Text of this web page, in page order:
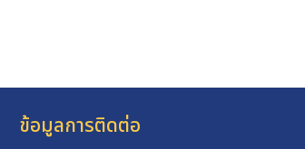
ข้อมูลการติดต่อ